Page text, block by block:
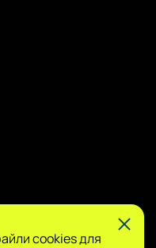
характер.
cookies для